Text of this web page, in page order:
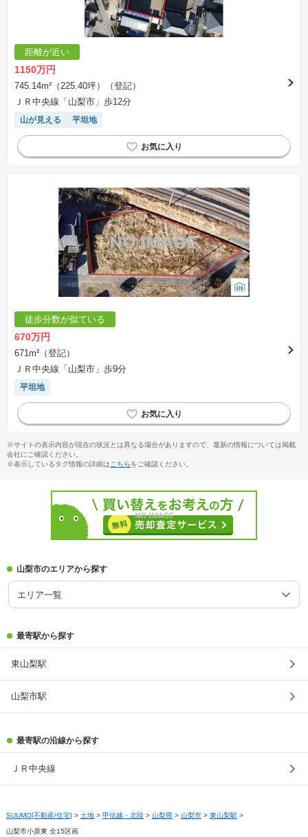
距離が近い
1150万円
745.14m²（225.40坪）（登記）
ＪＲ中央線「山梨市」歩12分
山が見える 平坦地
徒歩分数が似ている
670万円
671m²（登記）
ＪＲ中央線「山梨市」歩9分
平坦地
※サイトの表示内容が現在の状況とは異なる場合がありますので、最新の情報については掲載
会社にご確認ください。
※表示しているタグ情報の詳細は こちらをご確認ください。
山梨市のエリアから探す
エリア一覧
最寄駅から探す
東山梨駅
山梨市駅
最寄駅の沿線から探す
ＪＲ中央線
SUUMO[不動産/住宅] > 土地 > 甲信越・北陸 > 山梨県 > 山梨市 > 東山梨駅 >
山梨市小原東 全15区画